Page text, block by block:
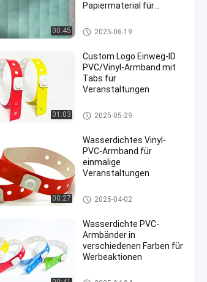
00:45
Papiermaterial für
wasserdichte
Veranstaltungssicherheit
Tyvek-Papier-Armbänder
2025-06-19
01:03
Custom Logo Einweg-ID
PVC/Vinyl-Armband mit
Tabs für
Veranstaltungen
PVC-Armbänder
2025-05-29
00:27
Wasserdichtes Vinyl-
PVC-Armband für
einmalige
Veranstaltungen
PVC-Armbänder
2025-04-02
Wasserdichte PVC-
Armbänder in
verschiedenen Farben für
Werbeaktionen
PVC-Armbänder